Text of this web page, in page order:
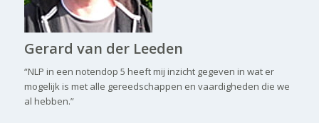
Gerard van der Leeden
“NLP in een notendop 5 heeft mij inzicht gegeven in wat er
mogelijk is met alle gereedschappen en vaardigheden die we
al hebben.”